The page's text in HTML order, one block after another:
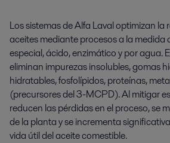
Los sistemas de Alfa Laval optimizan la
aceites mediante procesos a la medida
especial, ácido, enzimático y por agua.
eliminan impurezas insolubles, gomas
hidratables, fosfolípidos, proteínas,
(precursores del 3-MCPD). Al mitigar
reducen las pérdidas en el proceso, se
de la planta y se incrementa
vida útil del aceite comestible.